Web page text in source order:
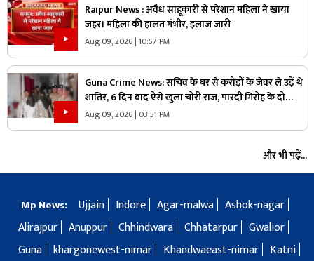
Raipur News : अवैध साहूकारी से परेशान महिला ने खाया
जहर। महिला की हालत गंभीर, इलाज जारी
Aug 09, 2026 | 10:57 PM
Guna Crime News: सचिव के घर से करोड़ों के जेवर ले उड़ें थे
शातिर, 6 दिन बाद ऐसे खुला चोरी राज, पारदी गिरोह के दो
आरोपी गिरफ्तार
Aug 09, 2026 | 03:51 PM
और भी पढ़ें...
Mp News: Ujjain Indore Agar-malwa Ashok-nagar
Alirajpur Anuppur Chhindwara Chhatarpur Gwalior
Guna khargonewest-nimar Khandwaeast-nimar
Katni